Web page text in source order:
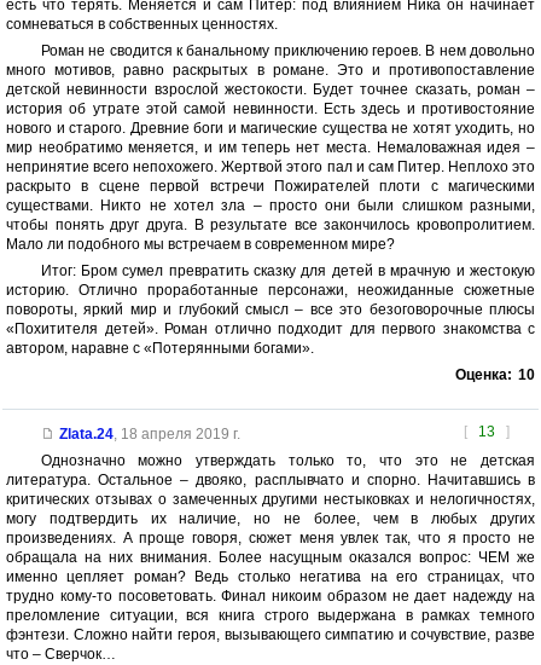
есть что терять. Меняется и сам Питер: под влиянием Ника он начинает
сомневаться в собственных ценностях.
Роман не сводится к банальному приключению героев. В нем довольно
много мотивов, равно раскрытых в романе. Это и противопоставление
детской невинности взрослой жестокости. Будет точнее сказать, роман –
история об утрате этой самой невинности. Есть здесь и противостояние
нового и старого. Древние боги и магические существа не хотят уходить, но
мир необратимо меняется, и им теперь нет места. Немаловажная идея –
непринятие всего непохожего. Жертвой этого пал и сам Питер. Неплохо это
раскрыто в сцене первой встречи Пожирателей плоти с магическими
существами. Никто не хотел зла – просто они были слишком разными,
чтобы понять друг друга. В результате все закончилось кровопролитием.
Мало ли подобного мы встречаем в современном мире?
Итог: Бром сумел превратить сказку для детей в мрачную и жестокую
историю. Отлично проработанные персонажи, неожиданные сюжетные
повороты, яркий мир и глубокий смысл – все это безоговорочные плюсы
«Похитителя детей». Роман отлично подходит для первого знакомства с
автором, наравне с «Потерянными богами».
Оценка: 10
[ 13 ]
Zlata.24, 18 апреля 2019 г.
Однозначно можно утверждать только то, что это не детская
литература. Остальное – двояко, расплывчато и спорно. Начитавшись в
критических отзывах о замеченных другими нестыковках и нелогичностях,
могу подтвердить их наличие, но не более, чем в любых других
произведениях. А проще говоря, сюжет меня увлек так, что я просто не
обращала на них внимания. Более насущным оказался вопрос: ЧЕМ же
именно цепляет роман? Ведь столько негатива на его страницах, что
трудно кому-то посоветовать. Финал никоим образом не дает надежду на
преломление ситуации, вся книга строго выдержана в рамках темного
фэнтези. Сложно найти героя, вызывающего симпатию и сочувствие, разве
что – Сверчок…